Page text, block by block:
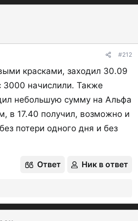
акции и получения 30%
тариф
можно будет перейти на
тарифы здесь
landings/tariffs/
портфель" и
₽ могут и не списать, если не
по крайней мере, нашёл один
#212
красками, заходил 30.09
3000 начислили. Также
небольшую сумму на Альфа
в 17.40 получил, возможно и
потери одного дня и без
Ответ Ник в ответ